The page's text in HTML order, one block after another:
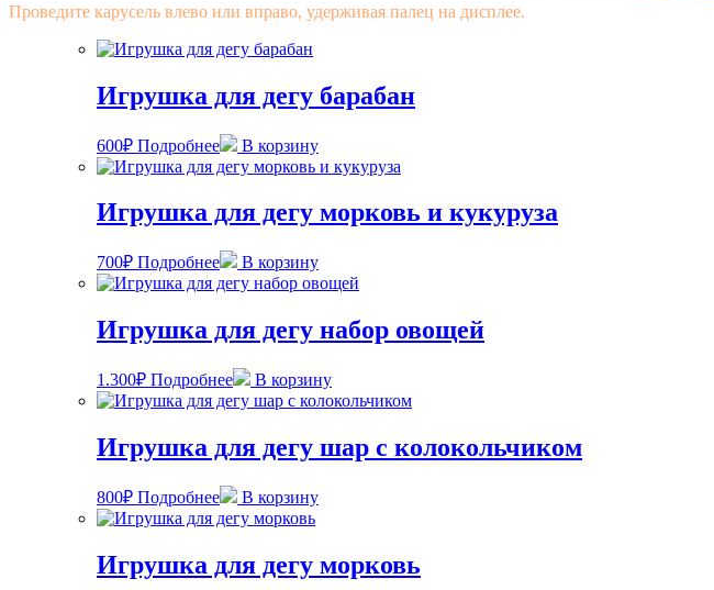
Проведите карусель влево или вправо, удерживая палец на дисплее.
Игрушка для дегу барабан
600₽ Подробнее В корзину
Игрушка для дегу морковь и кукуруза
700₽ Подробнее В корзину
Игрушка для дегу набор овощей
1.300₽ Подробнее В корзину
Игрушка для дегу шар с колокольчиком
800₽ Подробнее В корзину
Игрушка для дегу морковь